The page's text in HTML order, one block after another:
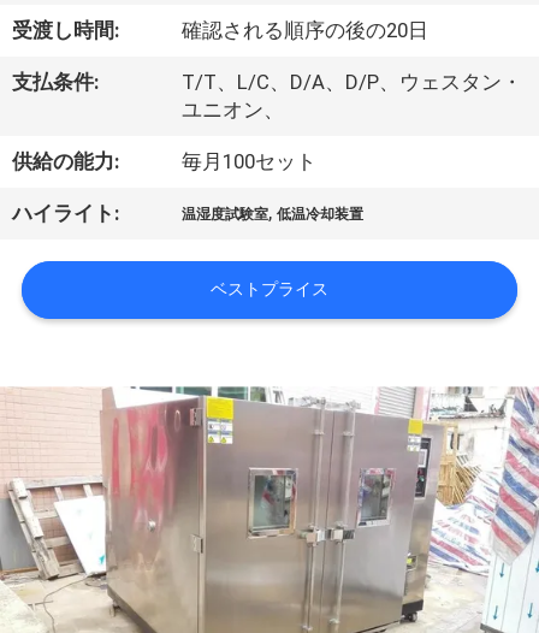
に
つ
い
工
場
旅
行
品
質
受渡し時間: 確認される順序の後の20日
支払条件:
T/T、L/C、D/A、D/P、ウェスタン・
ユニオン、
供給の能力: 毎月100セット
ハイライト: 温湿度試験室,低温冷却装置
ベストプライス